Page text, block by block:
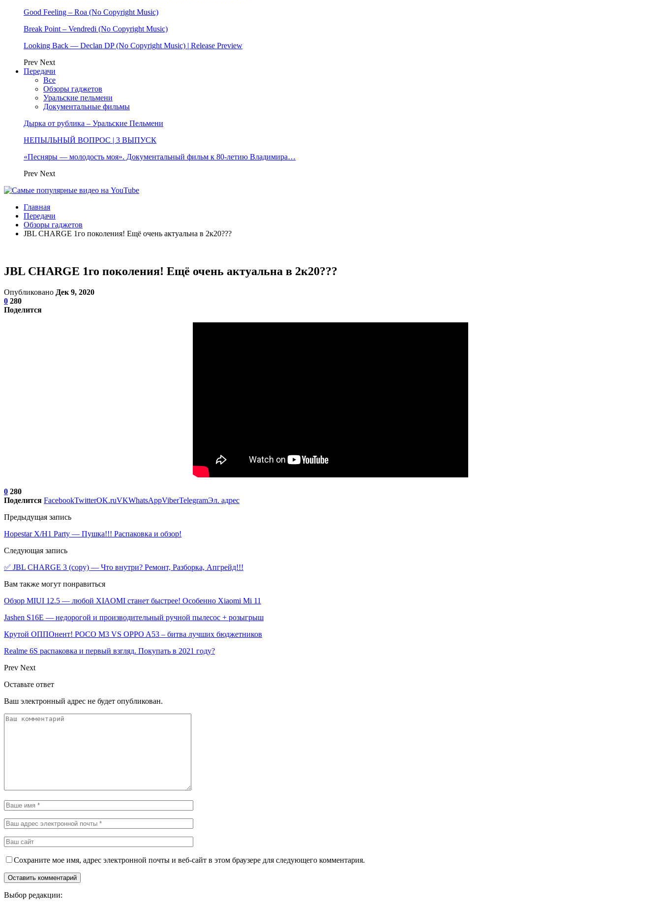
Good Feeling – Roa (No Copyright Music)
Break Point – Vendredi (No Copyright Music)
Looking Back — Declan DP (No Copyright Music) | Release Preview
Prev Next
Передачи
Все
Обзоры гаджетов
Уральские пельмени
Документальные фильмы
Дырка от рублика – Уральские Пельмени
НЕПЫЛЬНЫЙ ВОПРОС | 3 ВЫПУСК
«Песняры — молодость моя». Документальный фильм к 80-летию Владимира…
Prev Next
Главная
Передачи
Обзоры гаджетов
JBL CHARGE 1го поколения! Ещё очень актуальна в 2к20???
JBL CHARGE 1го поколения! Ещё очень актуальна в 2к20???
Опубликовано Дек 9, 2020
0 280
Поделится
0 280
Поделится FacebookTwitterOK.ruVKWhatsAppViberTelegramЭл. адрес
Предыдущая запись
Hopestar X/H1 Party — Пушка!!! Распаковка и обзор!
Следующая запись
✅ JBL CHARGE 3 (copy) — Что внутри? Ремонт, Разборка, Апгрейд!!!
Вам также могут понравиться
Обзор MIUI 12.5 — любой XIAOMI станет быстрее! Особенно Xiaomi Mi 11
Jashen S16E — недорогой и производительный ручной пылесос + розыгрыш
Крутой ОППОнент! POCO M3 VS OPPO A53 – битва лучших бюджетников
Realme 6S распаковка и первый взгляд. Покупать в 2021 году?
Prev Next
Оставьте ответ
Ваш электронный адрес не будет опубликован.
Сохраните мое имя, адрес электронной почты и веб-сайт в этом браузере для следующего комментария.
Выбор редакции: